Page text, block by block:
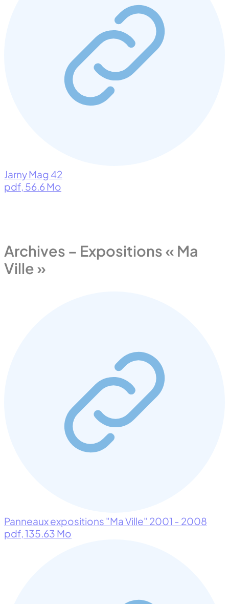
Jarny Mag 42
pdf, 56.6 Mo
Archives – Expositions « Ma
Ville »
Panneaux expositions "Ma Ville" 2001 - 2008
pdf , 135.63 Mo